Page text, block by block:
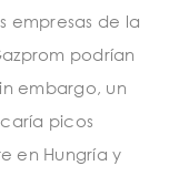
empresas de la
podrían
embargo, un
picos
en Hungría y